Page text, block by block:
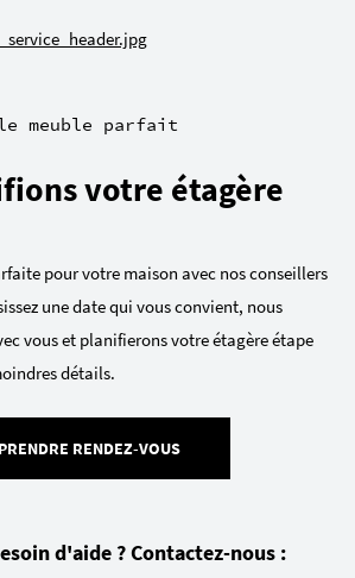
meuble parfait
votre étagère
pour votre maison avec nos conseillers
une date qui vous convient, nous
vous et planifierons votre étagère étape
détails.
PRENDRE RENDEZ-VOUS
d'aide ? Contactez-nous :